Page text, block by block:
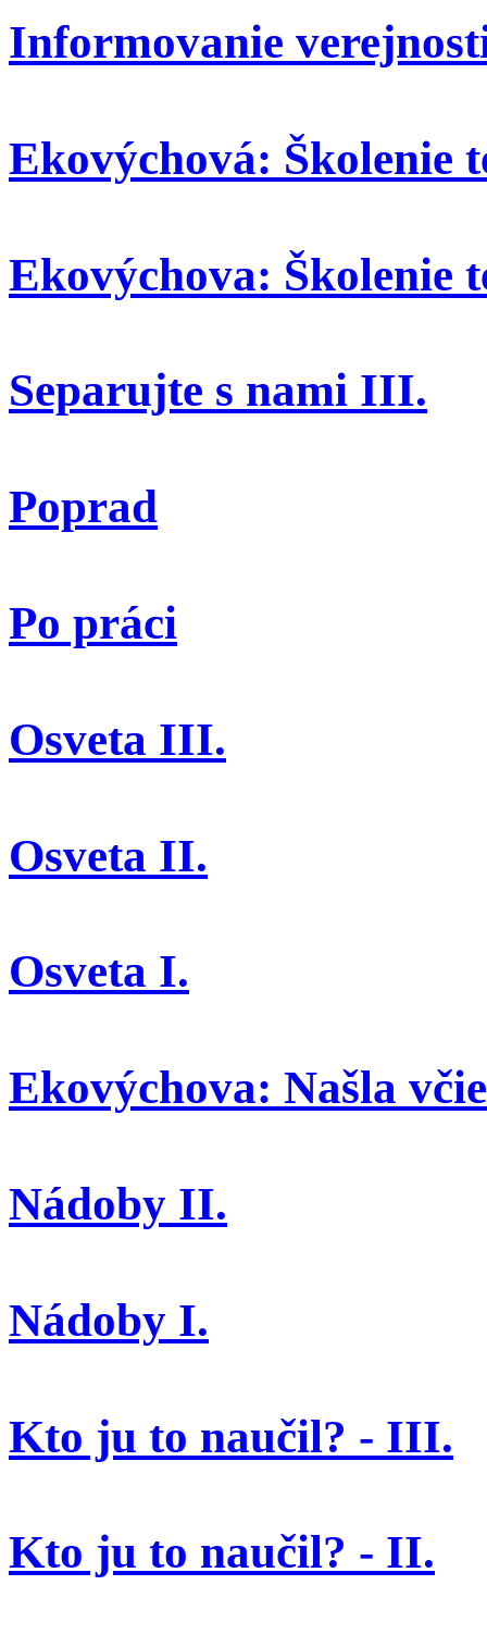
Informovanie
Ekovýchová: Školenie
Ekovýchova: Školenie
Separujte s nami III.
Poprad
Po práci
Osveta III.
Osveta II.
Osveta I.
Ekovýchova: Našla
Nádoby II.
Nádoby I.
Kto ju to naučil? - III.
Kto ju to naučil? - II.